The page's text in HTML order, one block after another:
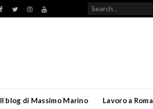
Facebook
TwitterInstagramYouTube
Il blog di Massimo Marino Lavoro a Roma